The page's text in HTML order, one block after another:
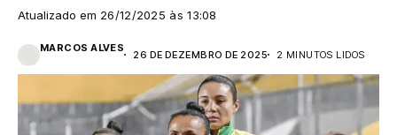
Atualizado em 26/12/2025 às 13:08
MARCOS ALVES
26 DE DEZEMBRO DE 2025 2 MINUTOS LIDOS